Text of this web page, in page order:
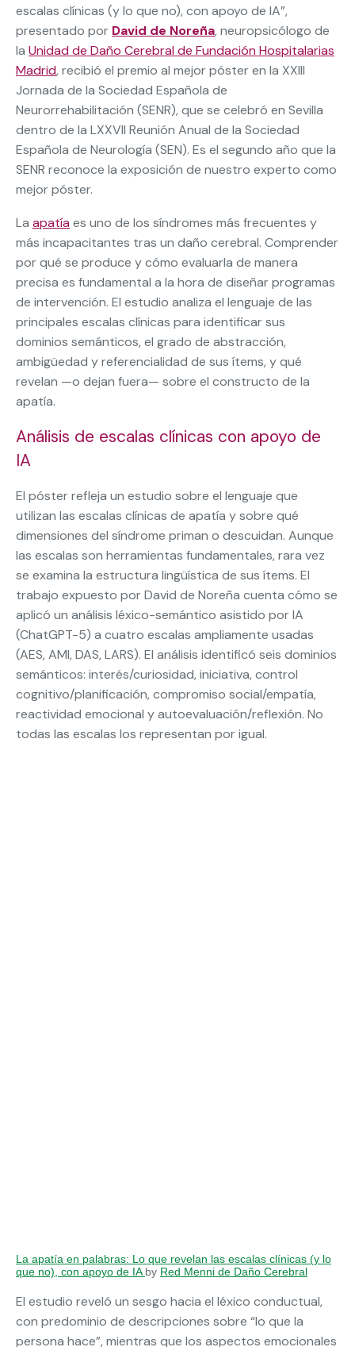
escalas clínicas (y lo que no), con apoyo de IA”,
presentado por David de Noreña, neuropsicólogo de
la Unidad de Daño Cerebral de Fundación Hospitalarias
Madrid, recibió el premio al mejor póster en la XXIII
Jornada de la Sociedad Española de
Neurorrehabilitación (SENR), que se celebró en Sevilla
dentro de la LXXVII Reunión Anual de la Sociedad
Española de Neurología (SEN). Es el segundo año que la
SENR reconoce la exposición de nuestro experto como
mejor póster.
La apatía es uno de los síndromes más frecuentes y
más incapacitantes tras un daño cerebral. Comprender
por qué se produce y cómo evaluarla de manera
precisa es fundamental a la hora de diseñar programas
de intervención. El estudio analiza el lenguaje de las
principales escalas clínicas para identificar sus
dominios semánticos, el grado de abstracción,
ambigüedad y referencialidad de sus ítems, y qué
revelan —o dejan fuera— sobre el constructo de la
apatía.
Análisis de escalas clínicas con apoyo de
IA
El póster refleja un estudio sobre el lenguaje que
utilizan las escalas clínicas de apatía y sobre qué
dimensiones del síndrome priman o descuidan. Aunque
las escalas son herramientas fundamentales, rara vez
se examina la estructura lingüística de sus ítems. El
trabajo expuesto por David de Noreña cuenta cómo se
aplicó un análisis léxico-semántico asistido por IA
(ChatGPT-5) a cuatro escalas ampliamente usadas
(AES, AMI, DAS, LARS). El análisis identificó seis dominios
semánticos: interés/curiosidad, iniciativa, control
cognitivo/planificación, compromiso social/empatía,
reactividad emocional y autoevaluación/reflexión. No
todas las escalas los representan por igual.
La apatía en palabras: Lo que revelan las escalas clínicas (y lo
que no), con apoyo de IA by Red Menni de Daño Cerebral
El estudio reveló un sesgo hacia el léxico conductual,
con predominio de descripciones sobre “lo que la
persona hace”, mientras que los aspectos emocionales